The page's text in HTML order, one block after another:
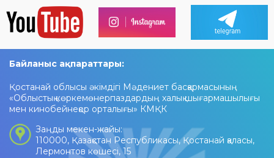
Байланыс ақпараттары:
Қостанай облысы әкімдігі Мәдениет басқармасының
«Облыстық көркемөнерпаздардың халық шығармашылығы
мен кинобейнеқор орталығы» КМҚК
Заңды мекен-жайы:
110000, Қазақстан Республикасы, Қостанай қаласы,
Лермонтов көшесі, 15